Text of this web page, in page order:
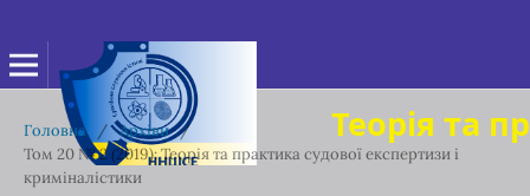
Теорія та
Головна / Архіви /
Том 20 № 2 (2019): Теорія та практика судової експертизи і
криміналістики